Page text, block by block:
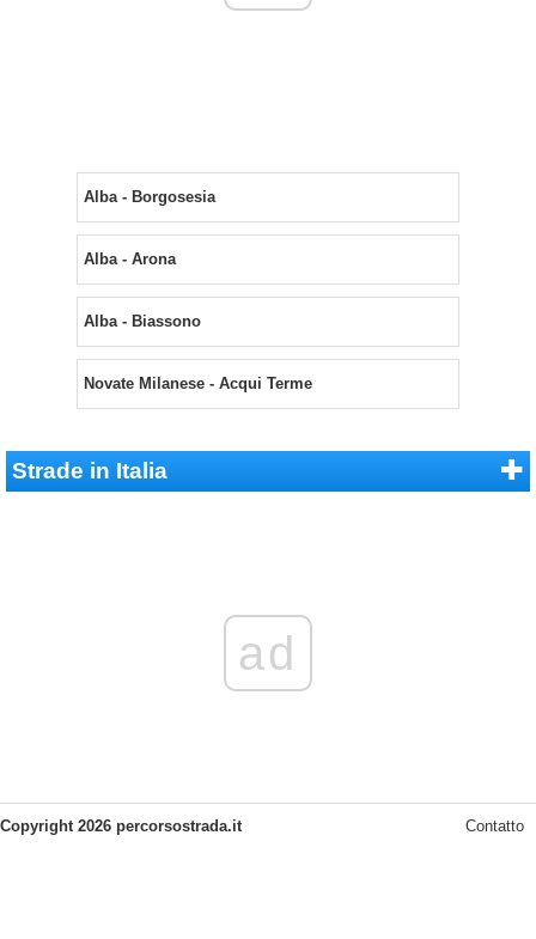
Alba - Borgosesia
Alba - Arona
Alba - Biassono
Novate Milanese - Acqui Terme
Strade in Italia
ad
Copyright 2026 percorsostrada.it Contatto